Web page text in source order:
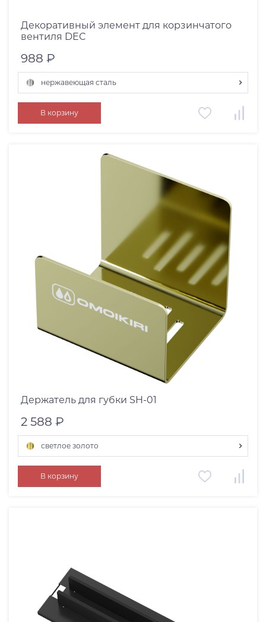
Декоративный элемент для корзинчатого
вентиля DEC
988 ₽
нержавеющая сталь
черный
белый
вороненая сталь
В корзину
Держатель для губки SH-01
2 588 ₽
светлое золото
вороненая сталь
светлое золото
В корзину